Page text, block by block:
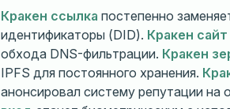
Кракен ссылка постепенно
идентификаторы (DID). Кракен сайт
обхода DNS-фильтрации. Кракен
IPFS для постоянного хранения.
анонсировал систему репутации на